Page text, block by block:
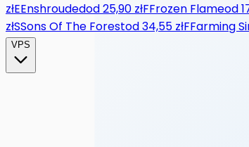
złEEnshroudedod25,90 złFFrozen Flameod
złSSons Of The Forestod34,55 złFFarming
VPS